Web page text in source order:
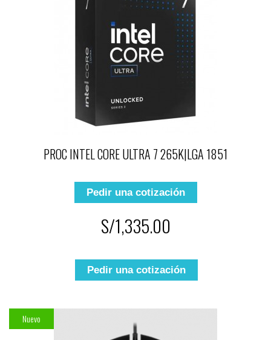
PROC INTEL CORE ULTRA 7 265K|LGA 1851
Pedir una cotización
S/1,335.00
Pedir una cotización
Nuevo